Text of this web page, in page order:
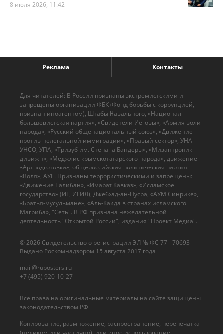
8 июля 2026, 11:42
Реклама Контакты
Все права на оригинальные материалы на сайте защищены
законодательством РФ
Копирование, размножение, распространение, перепечатка
(целиком или частично), или иное использование
© 2026 Cвидетельство о регистрации ЭЛ № ФС 77 - 70693
Выдано Роскомнадзором 15 августа 2017 года
mail@ruposters.ru
+7 (495) 920-10-27
Для читателей: В России признаны экстремистскими и
запрещены организации ФБК (Фонд борьбы с коррупцией,
признан иноагентом), Штабы Навального, «Национал-
большевистская партия», «Свидетели Иеговы», «Армия воли
народа», «Русский общенациональный союз», «Движение
против нелегальной иммиграции», «Правый сектор», УНА-
УНСО, УПА, «Тризуб им. Степана Бандеры», «Мизантропик
дивижн», «Меджлис крымскотатарского народа», движение
«Артподготовка», общероссийская политическая партия
«Воля», АУЕ. Признаны террористическими и запрещены:
«Движение Талибан», «Имарат Кавказ», «Исламское
государство» (ИГ, ИГИЛ), Джебхад-ан-Нусра, «АУМ Синрике»,
«Братья-мусульмане», «Аль-Каида в странах исламского
Магриба», "Сеть". В РФ признана нежелательной
деятельность "Открытой России", издания "Проект Медиа".